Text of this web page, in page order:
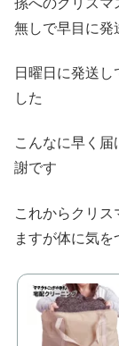
無しで早目に発
日曜日に発送
した
こんなに早く
謝です
これからクリ
ますが体に気